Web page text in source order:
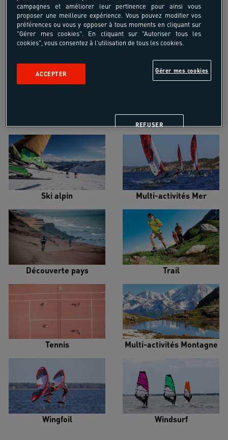
Croisière voilier Alpinisme
Snowboard
Ski alpin Multi-activités Mer
Découverte pays Trail
Tennis Multi-activités Montagne
Wingfoil Windsurf
campagnes et améliorer leur pertinence pour ainsi vous
proposer une meilleure expérience. Vous pouvez modifier vos
préférences ou vous y opposer à tous moments en cliquant sur
"Gérer mes cookies". En cliquant sur "Autoriser tous les
cookies", vous consentez à l'utilisation de tous les cookies.
Gérer mes cookies
REFUSER
ACCEPTER